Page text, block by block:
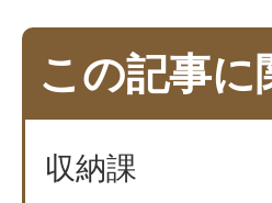
この記事
収納課